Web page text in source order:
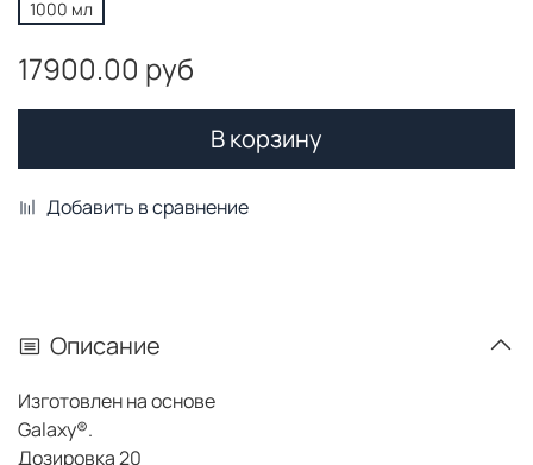
1000 мл
17900.00 руб
В корзину
Добавить в сравнение
Описание
Изготовлен на основе
Galaxy®.
Дозировка 20